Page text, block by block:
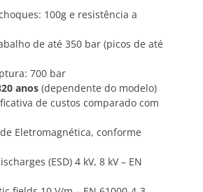
100g e resistência a
de até 350 bar (picos de até
700 bar
anos (dependente do modelo)
de custos comparado com
Eletromagnética, conforme
(ESD) 4 kV, 8 kV – EN